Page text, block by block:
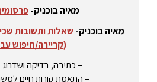
מאיה בוכניק-
מאיה בוכניק- שאלות ותשובות
(קריירה/חיפוש
– כתיבה, בדיקה ושדרוג
– התאמת קורות חיים